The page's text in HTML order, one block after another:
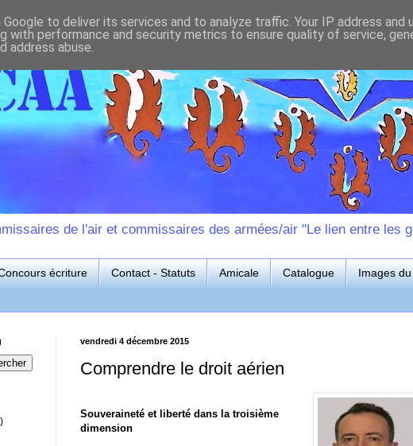
de l'air et commissaires des armées/air "Le lien entre les
écriture Contact - Statuts Amicale Catalogue Images
vendredi 4 décembre 2015
Comprendre le droit aérien
Souveraineté et liberté dans la troisième
dimension
to deliver its services and to analyze traffic. Your IP address and
with performance and security metrics to ensure quality of service,
address abuse.